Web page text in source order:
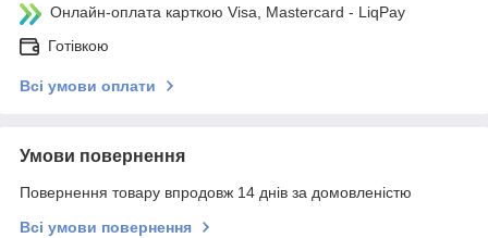
Онлайн-оплата карткою Visa, Mastercard - LiqPay
Готівкою
Всі умови оплати
Умови повернення
Повернення товару впродовж 14 днів за домовленістю
Всі умови повернення